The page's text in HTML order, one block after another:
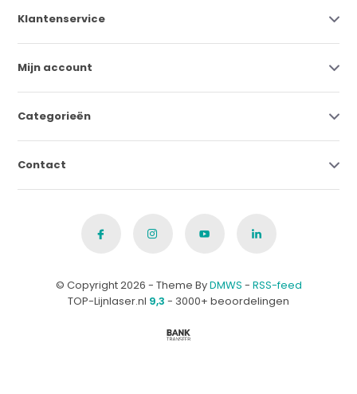
Klantenservice
Mijn account
Categorieën
Contact
© Copyright 2026 - Theme ByDMWS - RSS-feed
TOP-Lijnlaser.nl 9,3 - 3000+ beoordelingen